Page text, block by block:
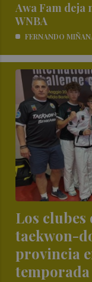
Awa Fam deja
WNBA
FERNANDO
Los clubes
taekwon-
provincia